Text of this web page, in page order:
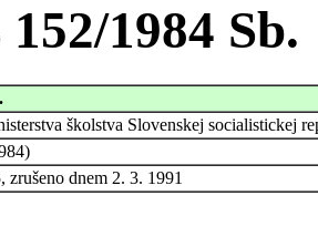
1984 Sb.
školstva Slovenskej socialistickej
zrušeno dnem 2. 3. 1991